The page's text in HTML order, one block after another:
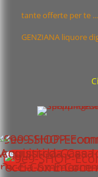
tante offerte per te ...
GENZIANA liquore